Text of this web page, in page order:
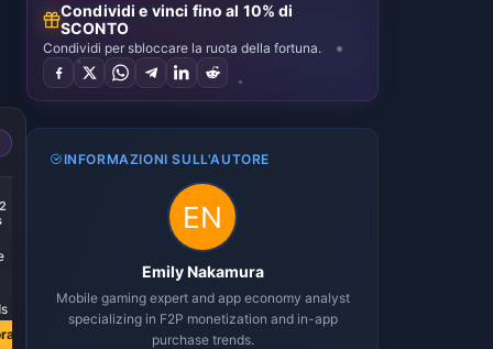
€ 72.41
€ 91.81
-21%
14999 + 3703
Diamonds
€ 146.47
€ 185.74
Acquista ora
Condividi e vinci fino al 10% di
SCONTO
Condividi per sbloccare la ruota della fortuna.
INFORMAZIONI SULL'AUTORE
Emily Nakamura
Mobile gaming expert and app economy analyst
specializing in F2P monetization and in-app
purchase trends.